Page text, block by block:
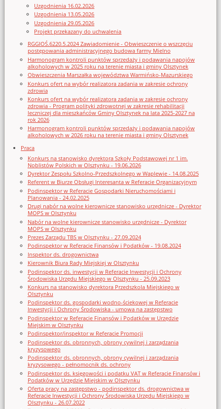
Uzgodnienia 16.02.2026
Uzgodnienia 13.05.2026
Uzgodnienia 29.05.2026
Projekt przekazany do uchwalenia
RGGIOŚ.6220.5.2024 Zawiadomienie - Obwieszczenie o wszczęciu
postępowania administracyjnego budowa farmy Mielno
Harmonogram kontroli punktów sprzedaży i podawania napojów
alkoholowych w 2025 roku na terenie miasta i gminy Olsztynek
Obwieszczenia Marszałka województwa Warmińsko-Mazurskiego
Konkurs ofert na wybór realizatora zadania w zakresie ochrony
zdrowia
Konkurs ofert na wybór realizatora zadania w zakresie ochrony
zdrowia - Program polityki zdrowotnej w zakresie rehabilitacji
leczniczej dla mieszkańców Gminy Olsztynek na lata 2025-2027 na
rok 2026
Harmonogram kontroli punktów sprzedaży i podawania napojów
alkoholowych w 2026 roku na terenie miasta i gminy Olsztynek
Praca
Konkurs na stanowisko dyrektora Szkoły Podstawowej nr 1 im.
Noblistów Polskich w Olsztynku - 19.06.2026
Dyrektor Zespołu Szkolno-Przedszkolnego w Waplewie - 14.08.2025
Referent w Biurze Obsługi Interesanta w Referacie Organizacyjnym
Podinspektor w Referacie Gospodarki Nieruchomościami i
Planowania - 24.02.2025
Drugi nabór na wolne kierownicze stanowisko urzędnicze - Dyrektor
MOPS w Olsztynku
Nabór na wolne kierownicze stanowisko urzędnicze - Dyrektor
MOPS w Olsztynku
Prezes Zarządu TBS w Olsztynku - 27.09.2024
Podinspektor w Referacie Finansów i Podatków - 19.08.2024
Inspektor ds. drogownictwa
Kierownik Biura Rady Miejskiej w Olsztynku
Podinspektor ds. inwestycji w Referacie Inwestycji i Ochrony
Środowiska Urzędu Miejskiego w Olsztynku - 25.09.2023
Konkurs na stanowisko dyrektora Przedszkola Miejskiego w
Olsztynku
Podinspektor ds. gospodarki wodno-ściekowej w Referacie
Inwestycji i Ochrony Środowiska - umowa na zastępstwo
Podinspektor w Referacie Finansów i Podatków w Urzędzie
Miejskim w Olsztynku
Podinspektor/inspektor w Referacie Promocji
Podinspektor ds. obronnych, obrony cywilnej i zarządzania
kryzysowego
Podinspektor ds. obronnych, obrony cywilnej i zarządzania
kryzysowego - pełnomocnik ds. ochrony
Podinspektor ds. księgowości i podatku VAT w Referacie Finansów i
Podatków w Urzędzie Miejskim w Olsztynku
Oferta pracy na zastępstwo - podinspektor ds. drogownictwa w
Referacie Inwestycji i Ochrony Środowiska Urzędu Miejskiego w
Olsztynku - 26.07.2022